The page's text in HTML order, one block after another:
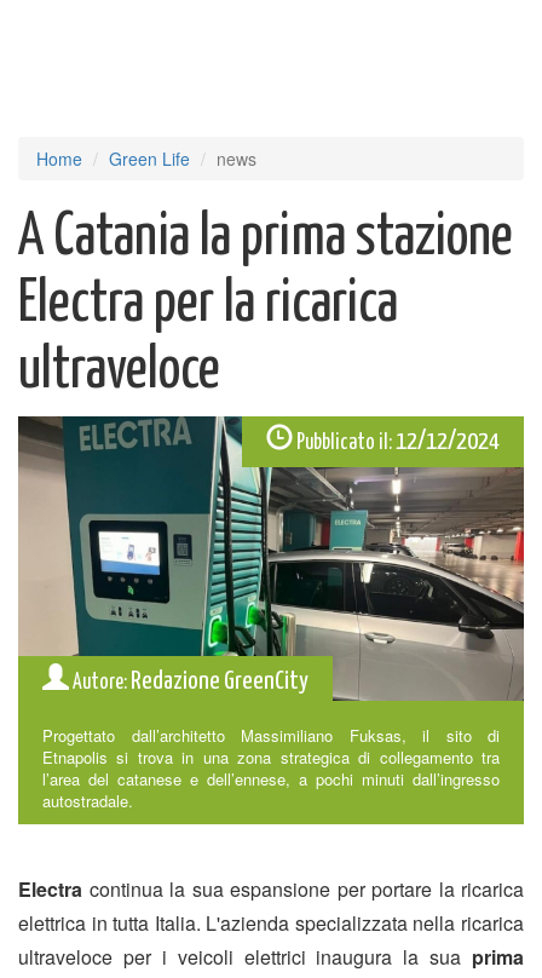
Home Green Life news
A Catania la prima stazione
Electra per la ricarica
ultraveloce
Pubblicato il:12/12/2024
Autore: Redazione GreenCity
Progettato dall’architetto Massimiliano Fuksas, il sito di
Etnapolis si trova in una zona strategica di collegamento tra
l’area del catanese e dell’ennese, a pochi minuti dall’ingresso
autostradale.
Electra continua la sua espansione per portare la ricarica
elettrica in tutta Italia. L'azienda specializzata nella ricarica
ultraveloce per i veicoli elettrici inaugura la sua prima